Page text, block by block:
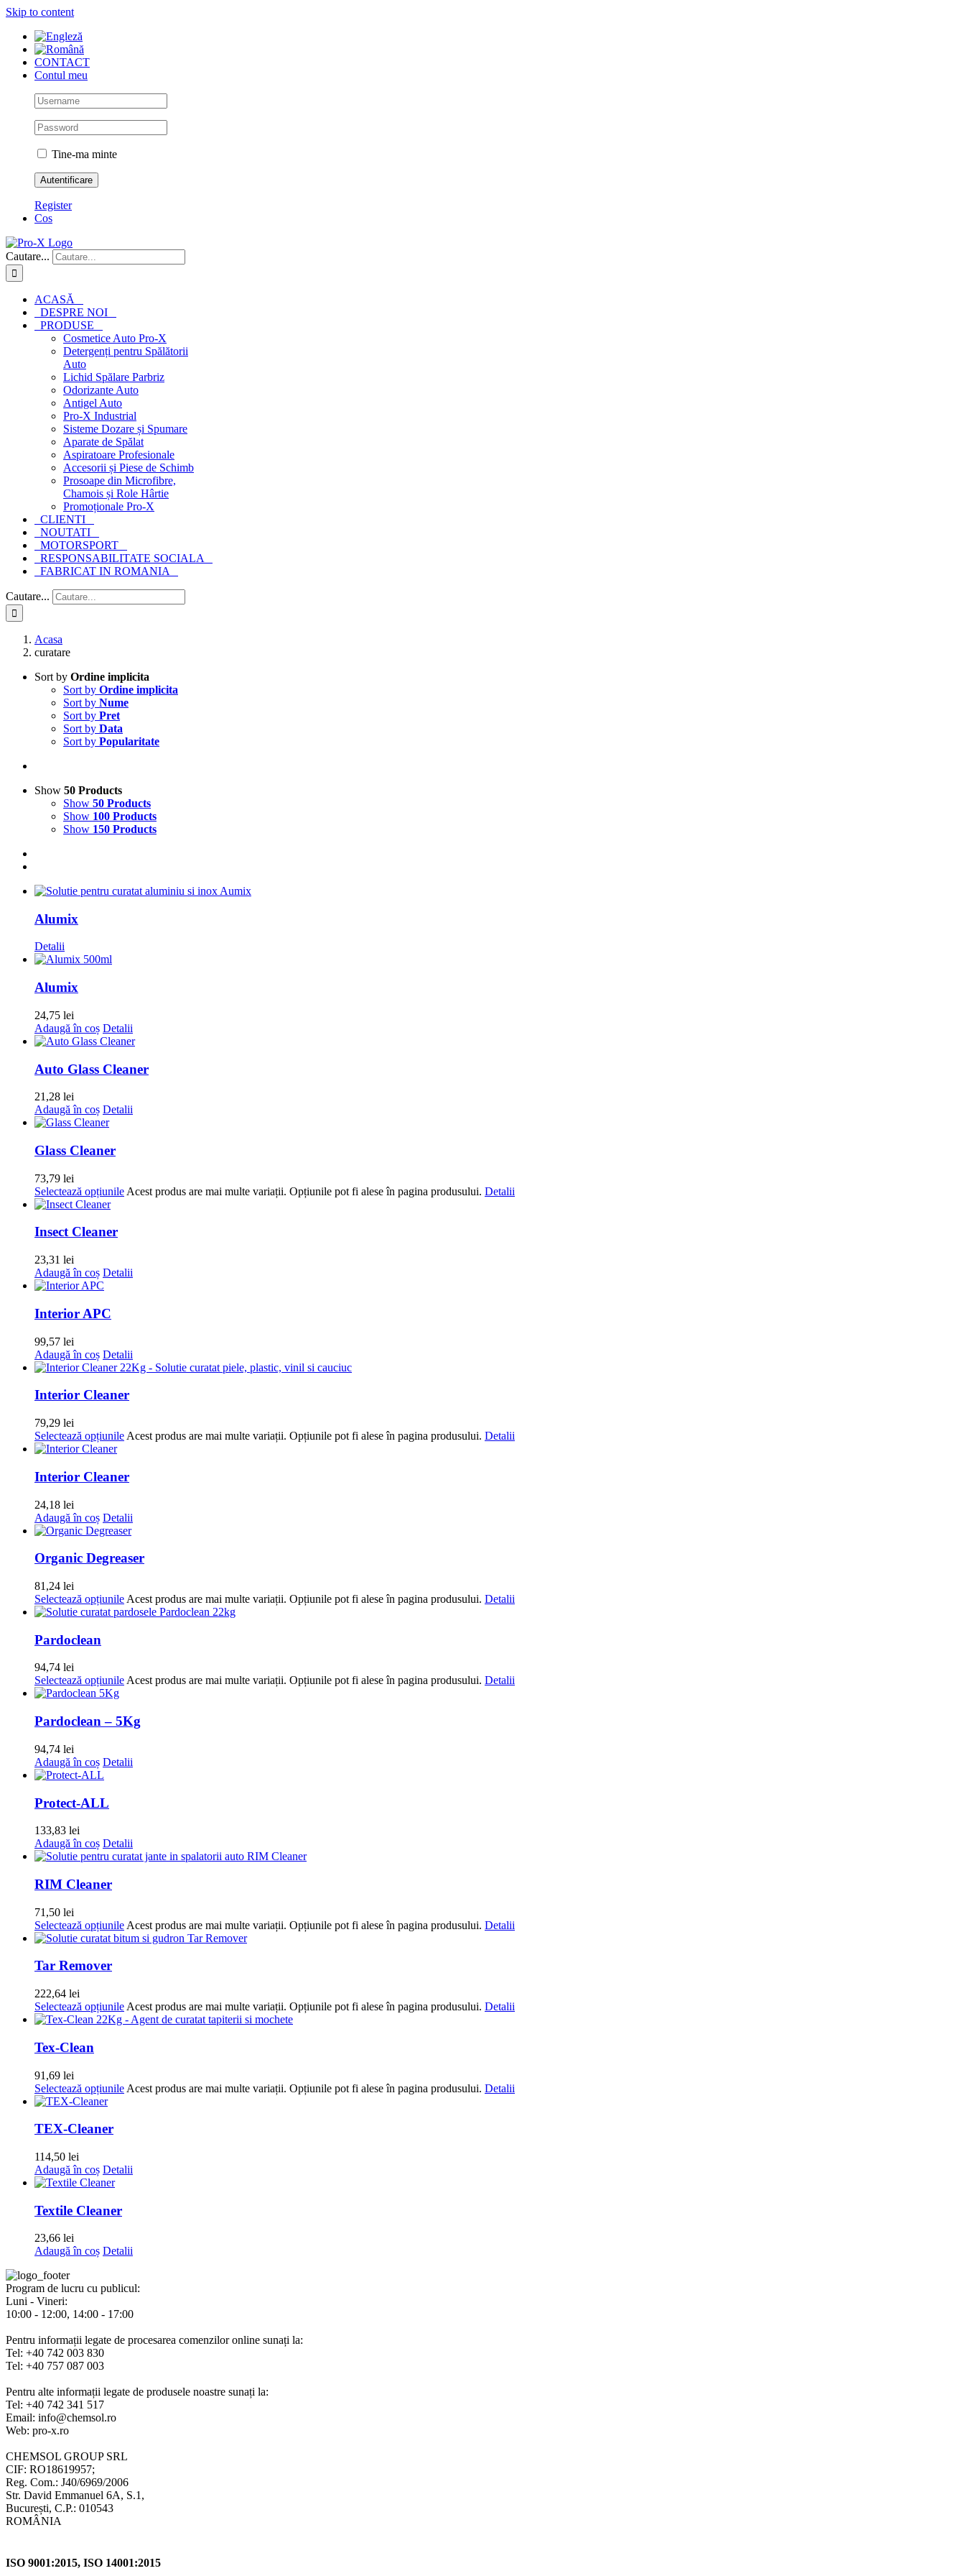
Skip to content
CONTACT
Contul meu
Tine-ma minte
Register
Cos
Cautare...
ACASĂ
DESPRE NOI
PRODUSE
Cosmetice Auto Pro-X
Detergenți pentru Spălătorii
Auto
Lichid Spălare Parbriz
Odorizante Auto
Antigel Auto
Pro-X Industrial
Sisteme Dozare și Spumare
Aparate de Spălat
Aspiratoare Profesionale
Accesorii și Piese de Schimb
Prosoape din Microfibre,
Chamois și Role Hârtie
Promoționale Pro-X
CLIENTI
NOUTATI
MOTORSPORT
RESPONSABILITATE SOCIALA
FABRICAT IN ROMANIA
Cautare...
Acasa
curatare
Sort by Ordine implicita
Sort by Ordine implicita
Sort by Nume
Sort by Pret
Sort by Data
Sort by Popularitate
Show 50 Products
Show 50 Products
Show 100 Products
Show 150 Products
Alumix
Detalii
Alumix
24,75 lei
Adaugă în coș Detalii
Auto Glass Cleaner
21,28 lei
Adaugă în coș Detalii
Glass Cleaner
73,79 lei
Selectează opțiunile Acest produs are mai multe variații. Opțiunile pot fi alese în pagina produsului. Detalii
Insect Cleaner
23,31 lei
Adaugă în coș Detalii
Interior APC
99,57 lei
Adaugă în coș Detalii
Interior Cleaner
79,29 lei
Selectează opțiunile Acest produs are mai multe variații. Opțiunile pot fi alese în pagina produsului. Detalii
Interior Cleaner
24,18 lei
Adaugă în coș Detalii
Organic Degreaser
81,24 lei
Selectează opțiunile Acest produs are mai multe variații. Opțiunile pot fi alese în pagina produsului. Detalii
Pardoclean
94,74 lei
Selectează opțiunile Acest produs are mai multe variații. Opțiunile pot fi alese în pagina produsului. Detalii
Pardoclean – 5Kg
94,74 lei
Adaugă în coș Detalii
Protect-ALL
133,83 lei
Adaugă în coș Detalii
RIM Cleaner
71,50 lei
Selectează opțiunile Acest produs are mai multe variații. Opțiunile pot fi alese în pagina produsului. Detalii
Tar Remover
222,64 lei
Selectează opțiunile Acest produs are mai multe variații. Opțiunile pot fi alese în pagina produsului. Detalii
Tex-Clean
91,69 lei
Selectează opțiunile Acest produs are mai multe variații. Opțiunile pot fi alese în pagina produsului. Detalii
TEX-Cleaner
114,50 lei
Adaugă în coș Detalii
Textile Cleaner
23,66 lei
Adaugă în coș Detalii
Program de lucru cu publicul:
Luni - Vineri:
10:00 - 12:00, 14:00 - 17:00
Pentru informații legate de procesarea comenzilor online sunați la:
Tel: +40 742 003 830
Tel: +40 757 087 003
Pentru alte informații legate de produsele noastre sunați la:
Tel: +40 742 341 517
Email: info@chemsol.ro
Web: pro-x.ro
CHEMSOL GROUP SRL
CIF: RO18619957;
Reg. Com.: J40/6969/2006
Str. David Emmanuel 6A, S.1,
București, C.P.: 010543
ROMÂNIA
ISO 9001:2015, ISO 14001:2015